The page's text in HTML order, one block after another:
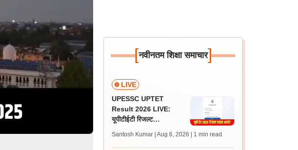
[नवीनतम शिक्षा समाचार]
LIVE
UPESSC UPTET
Result 2026 LIVE:
यूपीटीईटी रिजल्ट
जल्द, जानें लेटेस्ट अपडेट,
Santosh Kumar | Aug 6, 2026 | 1 min read